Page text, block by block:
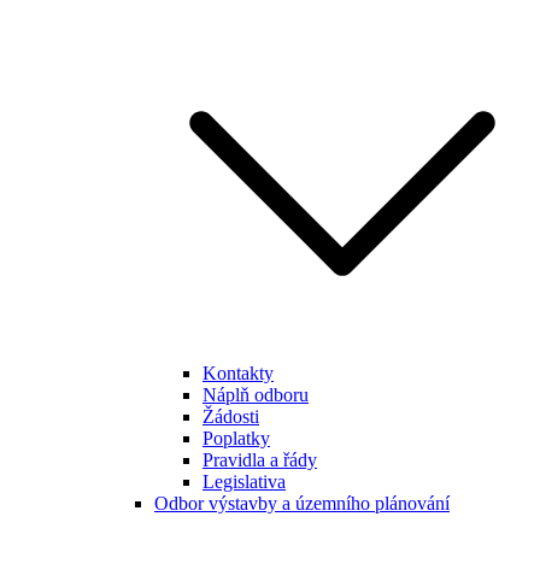
Kontakty
Náplň odboru
Žádosti
Poplatky
Pravidla a řády
Legislativa
Odbor výstavby a územního plánování